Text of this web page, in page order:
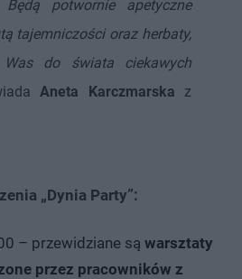
potwornie apetyczne
tajemniczości oraz herbaty,
do świata ciekawych
Aneta Karczmarska z
„Dynia Party”:
– przewidziane są warsztaty
przez pracowników z